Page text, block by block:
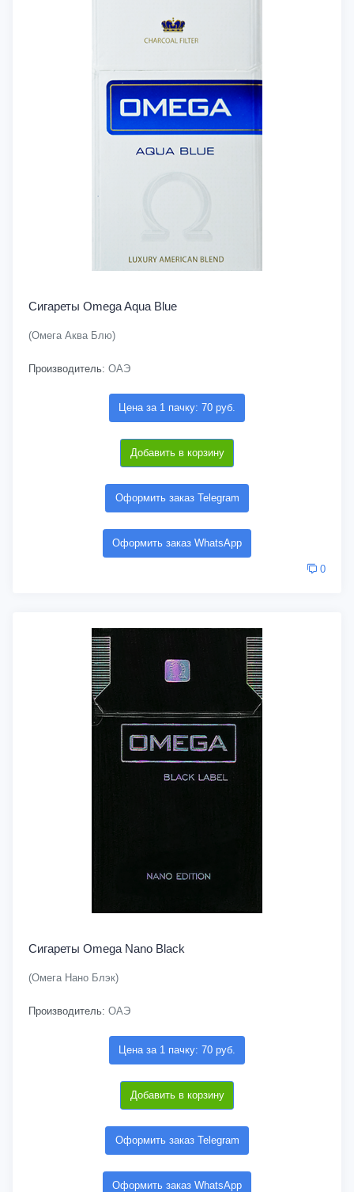
Сигареты Omega Aqua Blue
(Омега Аква Блю)
Производитель: ОАЭ
Цена за 1 пачку: 70 руб.
Добавить в корзину
Оформить заказ Telegram
Оформить заказ WhatsApp
0
Сигареты Omega Nano Black
(Омега Нано Блэк)
Производитель: ОАЭ
Цена за 1 пачку: 70 руб.
Добавить в корзину
Оформить заказ Telegram
Оформить заказ WhatsApp